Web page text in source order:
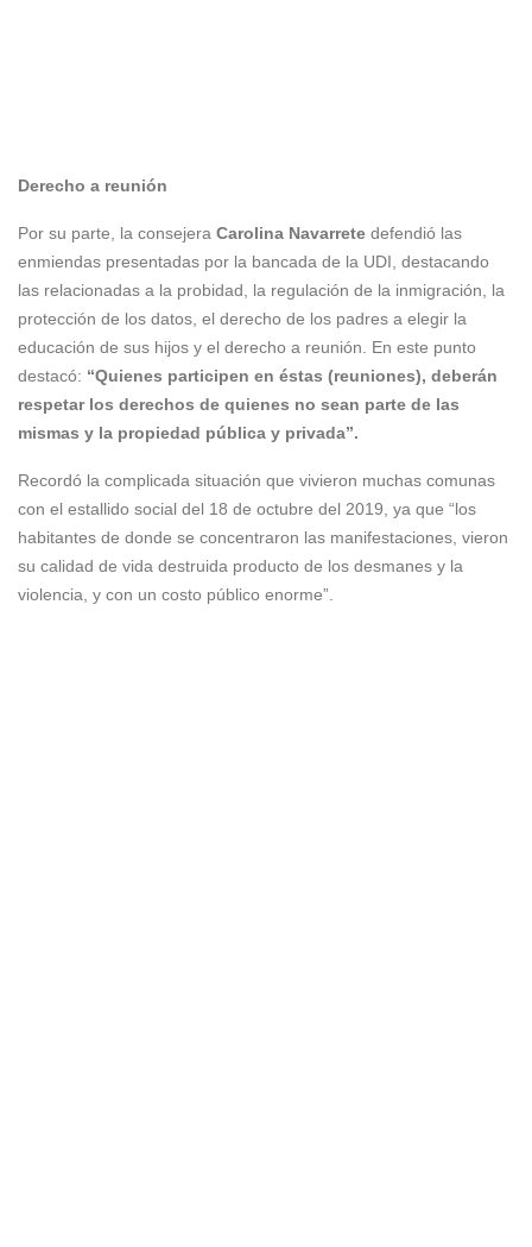
Derecho a reunión
Por su parte, la consejera Carolina Navarrete defendió las
enmiendas presentadas por la bancada de la UDI, destacando
las relacionadas a la probidad, la regulación de la inmigración, la
protección de los datos, el derecho de los padres a elegir la
educación de sus hijos y el derecho a reunión. En este punto
destacó: “Quienes participen en éstas (reuniones), deberán
respetar los derechos de quienes no sean parte de las
mismas y la propiedad pública y privada”.
Recordó la complicada situación que vivieron muchas comunas
con el estallido social del 18 de octubre del 2019, ya que “los
habitantes de donde se concentraron las manifestaciones, vieron
su calidad de vida destruida producto de los desmanes y la
violencia, y con un costo público enorme”.